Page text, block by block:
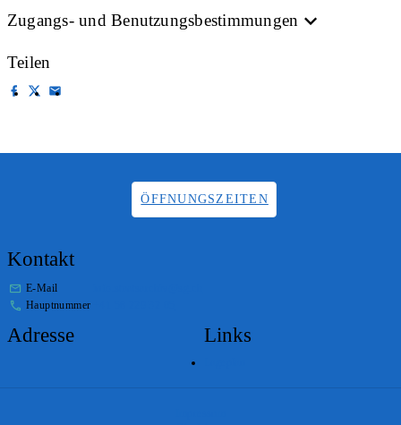
Zugangs- und Benutzungsbestimmungen
Teilen
ÖFFNUNGSZEITEN
Kontakt
E-Mail
Hauptnummer
Adresse Links